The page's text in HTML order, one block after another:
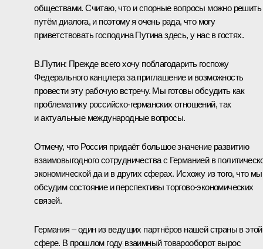
обществами. Считаю, что и спорные вопросы можно решить
путём диалога, и поэтому я очень рада, что могу
приветствовать господина Путина здесь, у нас в гостях.
В.Путин: Прежде всего хочу поблагодарить госпожу
Федерального канцлера за приглашение и возможность
провести эту рабочую встречу. Мы готовы обсудить как
проблематику российско-германских отношений, так
и актуальные международные вопросы.
Отмечу, что Россия придаёт большое значение развитию
взаимовыгодного сотрудничества с Германией в
экономической да и в других сферах. Исхожу из того, что мы
обсудим состояние и перспективы торгово-экономических
связей.
Германия – один из ведущих партнёров нашей страны в этой
сфере. В прошлом году взаимный товарооборот вырос